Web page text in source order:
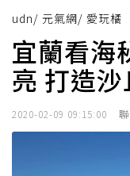
udn/ 元氣網/ 愛玩橘
宜蘭看海
亮 打造
2020-02-09 09:15:00